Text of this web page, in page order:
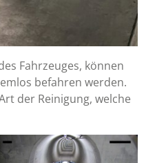
Fahrzeuges, können
befahren werden.
der Reinigung, welche